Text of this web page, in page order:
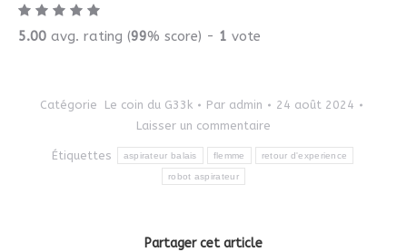
5.00 avg. rating (99% score) - 1 vote
Catégorie Le coin du G33k Par admin
24 août 2024
Laisser un commentaire
Étiquettes aspirateur balais flemme retour d'experience
robot aspirateur
Partager cet article